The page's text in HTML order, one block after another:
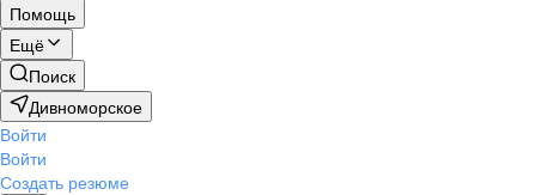
Помощь
Ещё
Поиск
Дивноморское
Войти
Войти
Создать резюме